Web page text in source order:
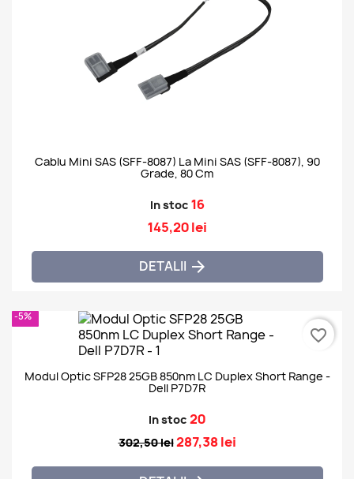
Cablu Mini SAS (SFF-8087) La Mini SAS (SFF-8087), 90
Grade, 80 Cm
In stoc 16
145,20 lei
DETALII 
Modul Optic SFP28 25GB 850nm LC Duplex Short Range -
Dell P7D7R
In stoc 20
302,50 lei287,38 lei
-5%
favorite_border